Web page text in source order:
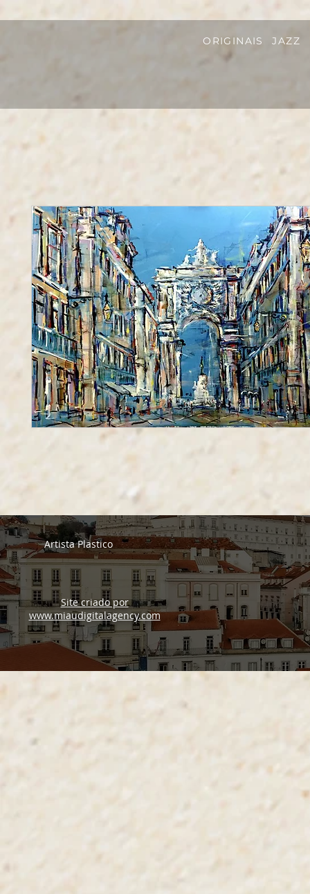
ORIGINAIS JAZZ
Artista Plastico
Site criado por
www.miaudigitalagency.com